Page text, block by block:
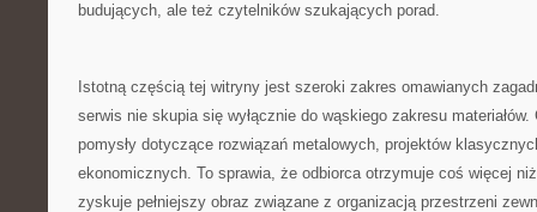
budujących, ale też czytelników szukających porad.
Istotną częścią tej witryny jest szeroki zakres omawianych
serwis nie skupia się wyłącznie do wąskiego zakresu
pomysły dotyczące rozwiązań metalowych, projektów
ekonomicznych. To sprawia, że odbiorca otrzymuje coś więcej
zyskuje pełniejszy obraz związane z organizacją przestrzeni